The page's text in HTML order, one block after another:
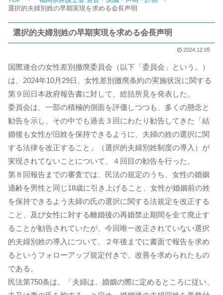
選択的夫婦別姓の早期実現を求める会長声明
選択的夫婦別姓の早期実現を求める会長声明
2024.12.05
国際連合の女性差別撤廃委員会（以下「委員会」という。）
は、2024年10月29日、女性差別撤廃条約の実施状況に関する
第９回日本政府報告書に対して、総括所見を発表した。
委員会は、一部の積極的側面を評価しつつも、多くの懸念と
勧告を示し、その中でも過去３回にわたり勧告してきた「結
婚後も女性が旧姓を保持できるように、夫婦の姓の選択に関
する法律を改正すること」（選択的夫婦別姓制度の導入）が
実現されてないことについて、４回目の勧告を行った。
第８回報告までの審査では、民法の規定のうち、女性の婚姻
適齢を男性と同じ18歳に引き上げること、女性が婚姻前の姓
を保持できるよう夫婦の氏の選択に関する法規定を改正する
こと、及び女性に対する離婚後の再婚禁止期間を全て廃止す
ることが勧告されていたが、今回唯一改正されていない選択
的夫婦別姓の導入について、２年後までに書面で報告を求め
るというフォローアップ規定付きで、改善を求められたもの
である。
民法第750条は、「夫婦は、婚姻の際に定めるところに従い、